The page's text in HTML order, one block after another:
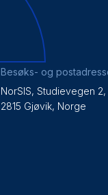
Besøks- og
NorSIS, Studievegen 2,
2815 Gjøvik, Norge